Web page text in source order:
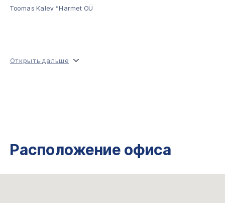
Toomas Kalev “Harmet OÜ
Открыть дальше
Расположение офиса